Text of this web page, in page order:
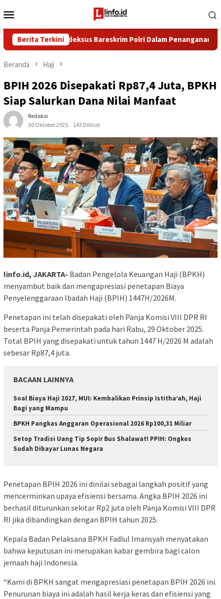
ke
Mobile
Berita Terkini
Dittipideksus Bareskrim Polri Dalam Penanganan Kasus PT
Beranda Haji
BPIH 2026 Disepakati Rp87,4 Juta, BPKH
Siap Salurkan Dana Nilai Manfaat
Redaksi
30 Oktober 2025
143 Dilihat
linfo.id, JAKARTA- Badan Pengelola Keuangan Haji (BPKH)
menyambut baik dan mengapresiasi penetapan Biaya
Penyelenggaraan Ibadah Haji (BPIH) 1447H/2026M.
Penetapan ini telah disepakati oleh Panja Komisi VIII DPR RI
beserta Panja Pemerintah pada hari Rabu, 29 Oktober 2025.
Total BPIH yang disepakati untuk tahun 1447 H/2026 M adalah
sebesar Rp87,4 juta.
BACAAN LAINNYA
Soal Biaya Haji 2027, MUI: Kembalikan Prinsip Istitha’ah, Haji
Bagi yang Mampu
BPKH Pangkas Anggaran Operasional 2026 Rp100,31 Miliar
Setop Tradisi Uang Tip Sopir Bus Shalawat! PPIH: Ongkos
Sudah Dibayar Lunas Negara
Penetapan BPIH 2026 ini dinilai sebagai langkah positif yang
mencerminkan upaya efisiensi bersama. Angka BPIH 2026 ini
berhasil diturunkan sekitar Rp2 juta oleh Panja Komisi VIII DPR
RI jika dibandingkan dengan BPIH tahun 2025.
Kepala Badan Pelaksana BPKH Fadlul Imansyah menyatakan
bahwa keputusan ini merupakan kabar gembira bagi calon
jemaah haji Indonesia.
“Kami di BPKH sangat mengapresiasi penetapan BPIH 2026 ini.
Penurunan biaya ini adalah hasil kerja keras dan efisiensi yang